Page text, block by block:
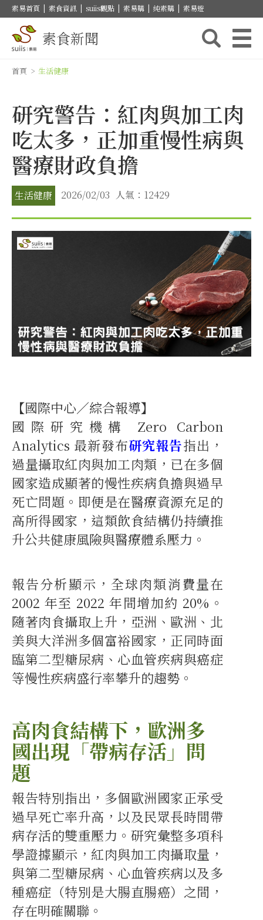
素易首頁 | 素食資訊 | suiis觀點 | 素易購 | 純素購 | 素易遊
素食新聞
首頁 > 生活健康
研究警告：紅肉與加工肉
吃太多，正加重慢性病與
醫療財政負擔
生活健康 2026/02/03 人氣：12429
【國際中心／綜合報導】
國際研究機構 Zero Carbon
Analytics 最新發布研究報告指出，
過量攝取紅肉與加工肉類，已在多個
國家造成顯著的慢性疾病負擔與過早
死亡問題。即便是在醫療資源充足的
高所得國家，這類飲食結構仍持續推
升公共健康風險與醫療體系壓力。
報告分析顯示，全球肉類消費量在
2002 年至 2022 年間增加約 20%。
隨著肉食攝取上升，亞洲、歐洲、北
美與大洋洲多個富裕國家，正同時面
臨第二型糖尿病、心血管疾病與癌症
等慢性疾病盛行率攀升的趨勢。
高肉食結構下，歐洲多
國出現「帶病存活」問
題
報告特別指出，多個歐洲國家正承受
過早死亡率升高，以及民眾長時間帶
病存活的雙重壓力。研究彙整多項科
學證據顯示，紅肉與加工肉攝取量，
與第二型糖尿病、心血管疾病以及多
種癌症（特別是大腸直腸癌）之間，
存在明確關聯。